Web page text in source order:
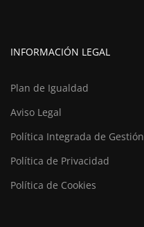
INFORMACIÓN LEGAL
Plan de Igualdad
Aviso Legal
Política Integrada de Gestión
Política de Privacidad
Política de Cookies